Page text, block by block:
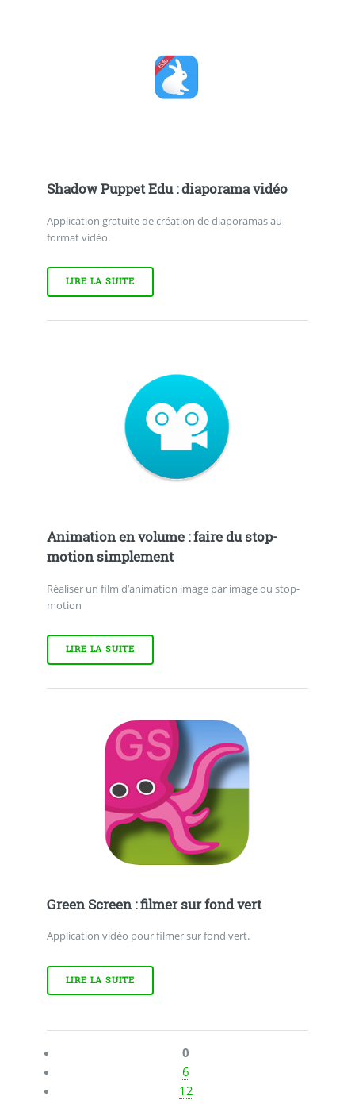
Shadow Puppet Edu : diaporama vidéo
Application gratuite de création de diaporamas au
format vidéo.
LIRE LA SUITE
Animation en volume : faire du stop-
motion simplement
Réaliser un film d’animation image par image ou stop-
motion
LIRE LA SUITE
Green Screen : filmer sur fond vert
Application vidéo pour filmer sur fond vert.
LIRE LA SUITE
0
6
12